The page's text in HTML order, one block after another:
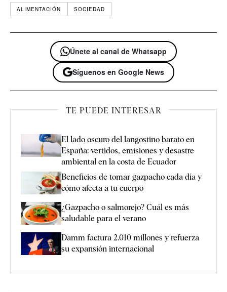
ALIMENTACIÓN SOCIEDAD
Únete al canal de Whatsapp
Síguenos en Google News
TE PUEDE INTERESAR
El lado oscuro del langostino barato en
España: vertidos, emisiones y desastre
ambiental en la costa de Ecuador
Beneficios de tomar gazpacho cada día y
cómo afecta a tu cuerpo
¿Gazpacho o salmorejo? Cuál es más
saludable para el verano
Damm factura 2.010 millones y refuerza
su expansión internacional